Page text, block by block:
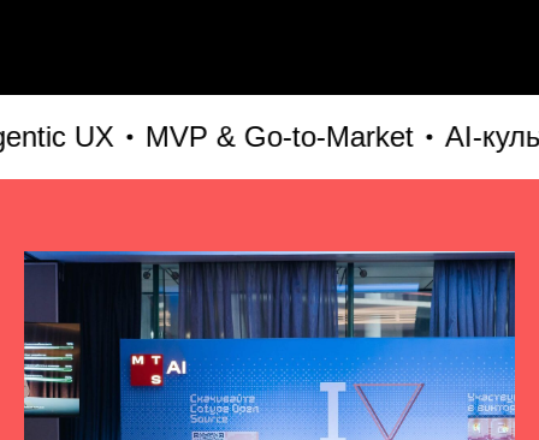
UX MVP & Go-to-Market AI-